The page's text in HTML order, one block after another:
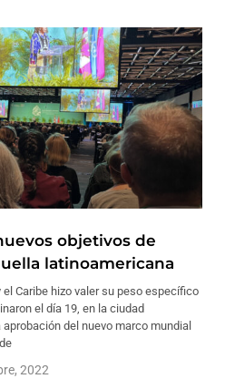
objetivos de
latinoamericana
Caribe hizo valer su peso específico
el día 19, en la ciudad
del nuevo marco mundial
2022